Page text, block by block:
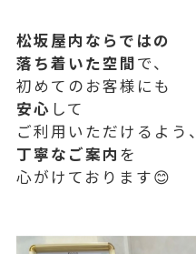
松坂屋内ならではの
落ち着いた空間で、
初めてのお客様にも
安心 して
ご利用いただけるよう、
丁寧なご案内 を
心がけております😊